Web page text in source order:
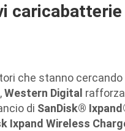
che stanno
Western Digital
di SanDisk®
Ixpand Wireless